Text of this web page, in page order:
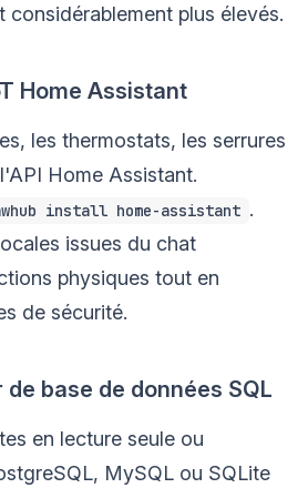
plus élevés.
Home Assistant
les thermostats, les serrures
Home Assistant.
install home-assistant .
issues du chat
physiques tout en
de sécurité.
base de données SQL
en lecture seule ou
MySQL ou SQLite